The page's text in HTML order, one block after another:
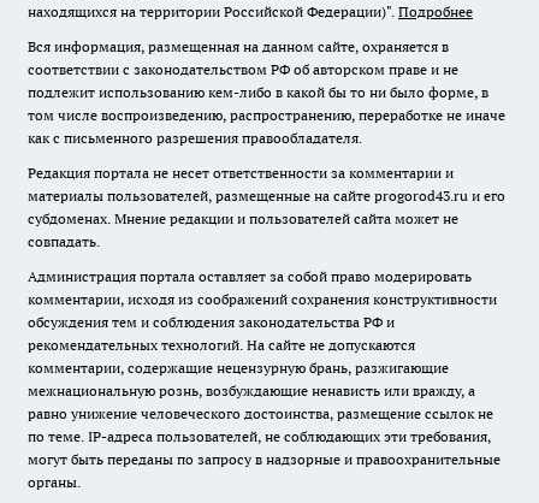
находящихся на территории Российской Федерации)". Подробнее
Вся информация, размещенная на данном сайте, охраняется в
соответствии с законодательством РФ об авторском праве и не
подлежит использованию кем-либо в какой бы то ни было форме, в
том числе воспроизведению, распространению, переработке не иначе
как с письменного разрешения правообладателя.
Редакция портала не несет ответственности за комментарии и
материалы пользователей, размещенные на сайте progorod43.ru и его
субдоменах. Мнение редакции и пользователей сайта может не
совпадать.
Администрация портала оставляет за собой право модерировать
комментарии, исходя из соображений сохранения конструктивности
обсуждения тем и соблюдения законодательства РФ и
рекомендательных технологий. На сайте не допускаются
комментарии, содержащие нецензурную брань, разжигающие
межнациональную рознь, возбуждающие ненависть или вражду, а
равно унижение человеческого достоинства, размещение ссылок не
по теме. IP-адреса пользователей, не соблюдающих эти требования,
могут быть переданы по запросу в надзорные и правоохранительные
органы.